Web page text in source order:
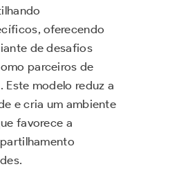
oferecendo
de desafios
parceiros de
modelo reduz a
e cria um ambiente
favorece a